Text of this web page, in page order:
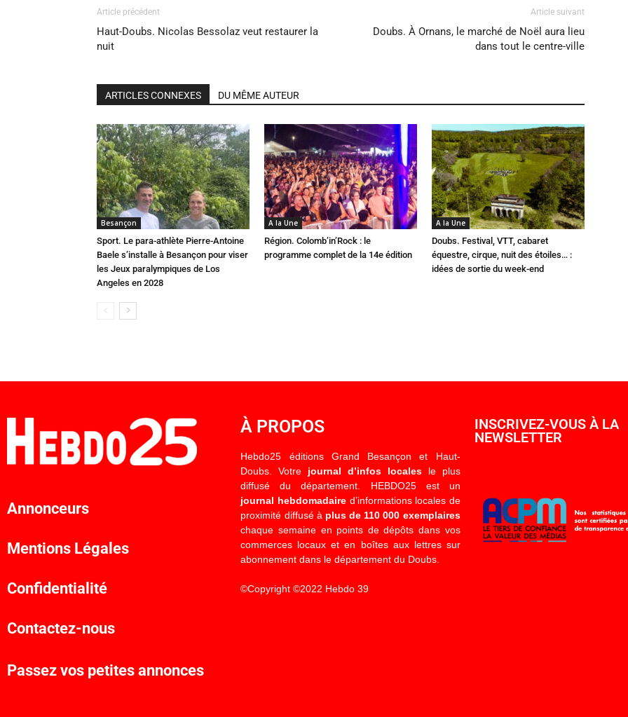
Article précédent
Haut-Doubs. Nicolas Bessolaz veut restaurer la
nuit
Article suivant
Doubs. À Ornans, le marché de Noël aura lieu
dans tout le centre-ville
ARTICLES CONNEXES DU MÊME AUTEUR
Besançon
Sport. Le para-athlète Pierre-Antoine
Baele s’installe à Besançon pour viser
les Jeux paralympiques de Los
Angeles en 2028
A la Une
Région. Colomb’in’Rock : le
programme complet de la 14e édition
A la Une
Doubs. Festival, VTT, cabaret
équestre, cirque, nuit des étoiles… :
idées de sortie du week-end
Annonceurs
Mentions Légales
Confidentialité
Contactez-nous
Passez vos petites annonces
À PROPOS
Hebdo25 éditions Grand Besançon et Haut-
Doubs. Votre journal d’infos localesle plus
diffusé du département. HEBDO25 est un
journal hebdomadaired’informations locales de
proximité diffusé à plus de 110 000 exemplaires
chaque semaine en points de dépôts dans vos
commerces locaux et en boîtes aux lettres sur
abonnement dans le département du Doubs.
©Copyright ©2022 Hebdo 39
INSCRIVEZ-VOUS À LA
NEWSLETTER